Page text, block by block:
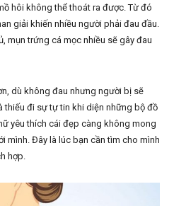
hôi không thể thoát ra được. Từ đó
giải khiến nhiều người phải đau đầu.
mụn trứng cá mọc nhiều sẽ gây đau
dù không đau nhưng người bị sẽ
thiếu đi sự tự tin khi diện những bộ đồ
yêu thích cái đẹp càng không mong
mình. Đây là lúc bạn cần tìm cho mình
hợp.